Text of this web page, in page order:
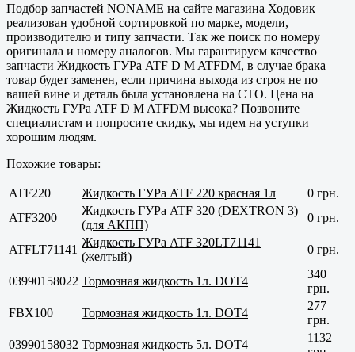
Подбор запчастей NONAME на сайте магазина Ходовик
реализован удобной сортировкой по марке, модели,
производителю и типу запчасти. Так же поиск по номеру
оригинала и номеру аналогов. Мы гарантируем качество
запчасти Жидкость ГУРа ATF D M ATFDM, в случае брака
товар будет заменен, если причина выхода из строя не по
вашей вине и деталь была установлена на СТО. Цена на
Жидкость ГУРа ATF D M ATFDM высока? Позвоните
специалистам и попросите скидку, мы идем на уступки
хорошим людям.
Похожие товары:
ATF220 Жидкость ГУРа ATF 220 красная 1л
0 грн.
ATF3200
Жидкость ГУРа ATF 320 (DEXTRON 3)
(для АКПП)
0 грн.
ATFLT71141
Жидкость ГУРа ATF 320LT71141
(желтый)
0 грн.
03990158022 Тормозная жидкость 1л. DOT4
340
грн.
FBX100
Тормозная жидкость 1л. DOT4
277
грн.
03990158032 Тормозная жидкость 5л. DOT4
1132